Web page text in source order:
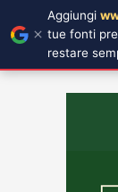
Aggiungi
tue fonti
restare